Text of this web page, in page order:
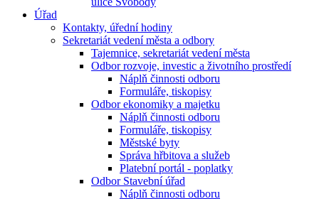
Úřad
Kontakty, úřední hodiny
Sekretariát vedení města a odbory
Tajemnice, sekretariát vedení města
Odbor rozvoje, investic a životního prostředí
Náplň činnosti odboru
Formuláře, tiskopisy
Odbor ekonomiky a majetku
Náplň činnosti odboru
Formuláře, tiskopisy
Městské byty
Správa hřbitova a služeb
Platební portál - poplatky
Odbor Stavební úřad
Náplň činnosti odboru